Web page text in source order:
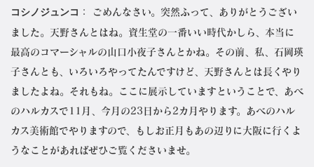
コシノジュンコ ： ごめんなさい。突然ふって、ありがとうござい
ました。天野さんとはね。資生堂の一番いい時代かしら、本当に
最高のコマーシャルの山口小夜子さんとかね。その前、私、石岡瑛
子さんとも、いろいろやってたんですけど、天野さんとは長くやり
ましたよね。それもね。ここに展示していますということで、あべ
のハルカスで11月、今月の23日から2カ月やります。あべのハル
カス美術館でやりますので、もしお正月もあの辺りに大阪に行くよ
うなことがあればぜひご覧くださいませ。